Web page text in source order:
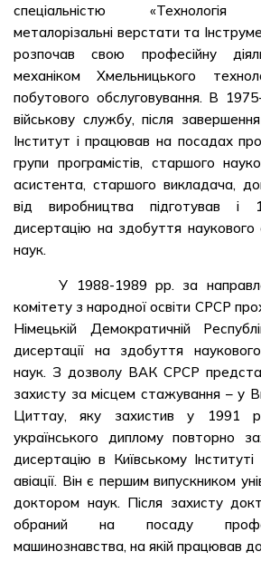
спеціальністю «Технологія
металорізальні верстати та
розпочав свою професійну
механіком Хмельницького
побутового обслуговування. В
військову службу, після
Інститут і працював на посадах
групи програмістів, старшого
асистента, старшого викладача,
від виробництва підготував і
дисертацію на здобуття
наук.
У 1988-1989 рр. за
комітету з народної освіти СРСР
Німецькій Демократичній
дисертації на здобуття
наук. З дозволу ВАК СРСР
захисту за місцем стажування – у
Циттау, яку захистив у 1991
українського диплому повторно
дисертацію в Київському Інституті
авіації. Він є першим випускником
доктором наук. Після захисту
обраний на посаду
машинознавства, на якій працював